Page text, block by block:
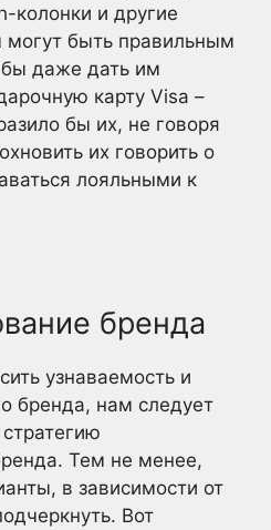
колонки и другие
быть правильным
даже дать им
карту Visa –
бы их, не говоря
их говорить о
лояльными к
бренда
узнаваемость и
бренда, нам следует
Тем не менее,
в зависимости от
Вот